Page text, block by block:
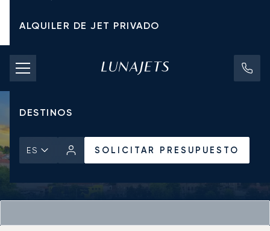
ALQUILER DE JET PRIVADO
TARIFAS DE CHÁRTER
JETS PRIVADOS
DESTINOS
ES SOLICITAR PRESUPUESTO